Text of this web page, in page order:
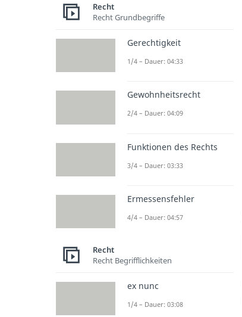
Recht
Recht Grundbegriffe
Gerechtigkeit
1/4 – Dauer: 04:33
Gewohnheitsrecht
2/4 – Dauer: 04:09
Funktionen des Rechts
3/4 – Dauer: 03:33
Ermessensfehler
4/4 – Dauer: 04:57
Recht
Recht Begrifflichkeiten
ex nunc
1/4 – Dauer: 03:08